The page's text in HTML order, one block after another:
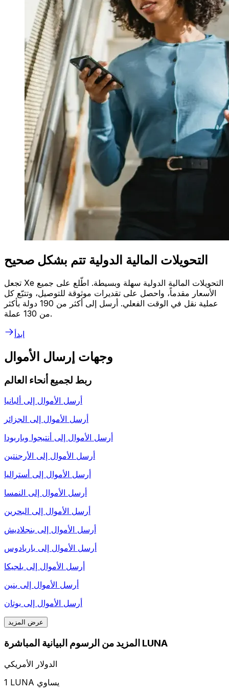
التحويلات المالية الدولية تتم بشكل صحيح
تجعل Xe التحويلات المالية الدولية سهلة وبسيطة. اطّلع على جميع
الأسعار مقدماً، واحصل على تقديرات موثوقة للتوصيل، وتتبّع كل
عملية نقل في الوقت الفعلي. أرسل إلى أكثر من 190 دولة بأكثر
من 130 عملة.
ابدأ
وجهات إرسال الأموال
ربط لجميع أنحاء العالم
أرسل الأموال إلى ألبانيا
أرسل الأموال إلى الجزائر
أرسل الأموال إلى أنتيجوا وباربودا
أرسل الأموال إلى الأرجنتين
أرسل الأموال إلى أستراليا
أرسل الأموال إلى النمسا
أرسل الأموال إلى البحرين
أرسل الأموال إلى بنجلاديش
أرسل الأموال إلى باربادوس
أرسل الأموال إلى بلجيكا
أرسل الأموال إلى بنين
أرسل الأموال إلى بوتان
عرض المزيد
المزيد من الرسوم البيانية المباشرة LUNA
الدولار الأمريكي
1 LUNA يساوي